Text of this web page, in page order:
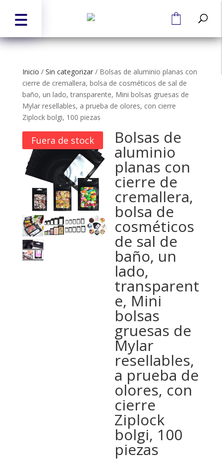
Inicio / Sin categorizar/ Bolsas de aluminio planas con
cierre de cremallera, bolsa de cosméticos de sal de
baño, un lado, transparente, Mini bolsas gruesas de
Mylar resellables, a prueba de olores, con cierre
Ziplock bolgi, 100 piezas
Fuera de stock Bolsas de
aluminio
planas con
cierre de
cremallera,
bolsa de
cosméticos
de sal de
baño, un
lado,
transparent
e, Mini
bolsas
gruesas de
Mylar
resellables,
a prueba de
olores, con
cierre
Ziplock
bolgi, 100
piezas